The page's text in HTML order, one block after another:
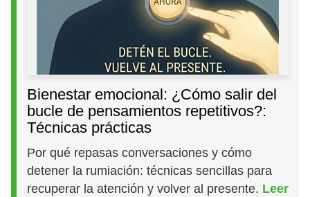
Bienestar emocional: ¿Cómo salir del
bucle de pensamientos repetitivos?:
Técnicas prácticas
Por qué repasas conversaciones y cómo
detener la rumiación: técnicas sencillas para
recuperar la atención y volver al presente. Leer